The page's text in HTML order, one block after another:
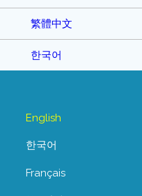
繁體中文
한국어
English
한국어
Français